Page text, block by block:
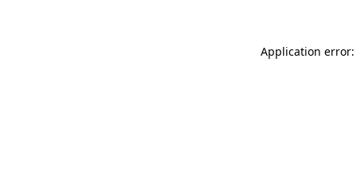
Application